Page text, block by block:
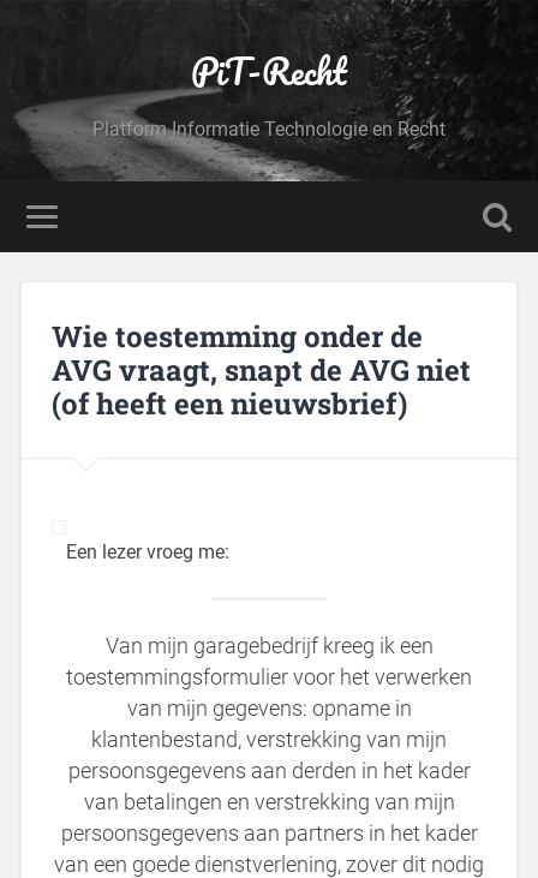
PiT-Recht
Platform Informatie Technologie en Recht
Wie toestemming onder de
AVG vraagt, snapt de AVG niet
(of heeft een nieuwsbrief)
Een lezer vroeg me:
Van mijn garagebedrijf kreeg ik een
toestemmingsformulier voor het verwerken
van mijn gegevens: opname in
klantenbestand, verstrekking van mijn
persoonsgegevens aan derden in het kader
van betalingen en verstrekking van mijn
persoonsgegevens aan partners in het kader
van een goede dienstverlening, zover dit nodig